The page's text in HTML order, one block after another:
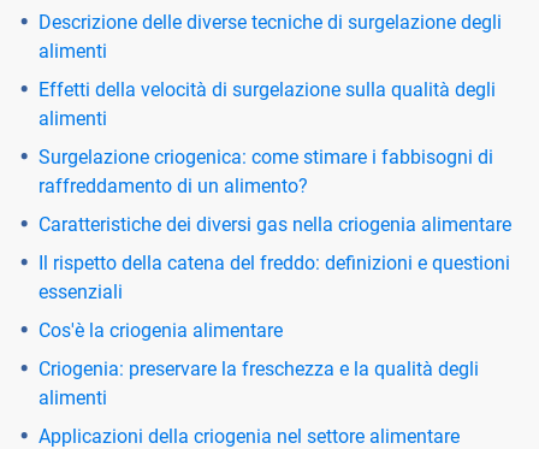
Descrizione delle diverse tecniche di surgelazione degli
alimenti
Effetti della velocità di surgelazione sulla qualità degli
alimenti
Surgelazione criogenica: come stimare i fabbisogni di
raffreddamento di un alimento?
Caratteristiche dei diversi gas nella criogenia alimentare
Il rispetto della catena del freddo: definizioni e questioni
essenziali
Cos'è la criogenia alimentare
Criogenia: preservare la freschezza e la qualità degli
alimenti
Applicazioni della criogenia nel settore alimentare